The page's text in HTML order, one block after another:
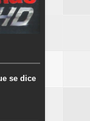
se dice